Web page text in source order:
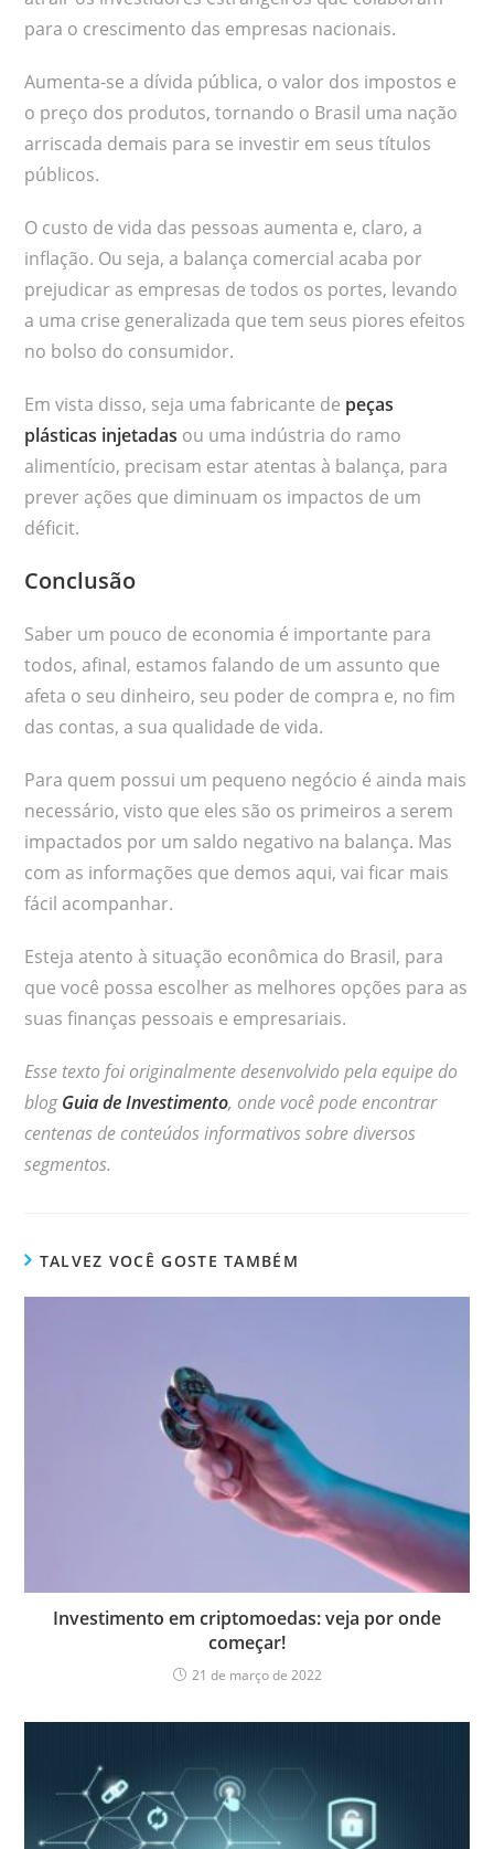
para o crescimento das empresas nacionais.
Aumenta-se a dívida pública, o valor dos impostos e
o preço dos produtos, tornando o Brasil uma nação
arriscada demais para se investir em seus títulos
públicos.
O custo de vida das pessoas aumenta e, claro, a
inflação. Ou seja, a balança comercial acaba por
prejudicar as empresas de todos os portes, levando
a uma crise generalizada que tem seus piores efeitos
no bolso do consumidor.
Em vista disso, seja uma fabricante de peças
plásticas injetadas ou uma indústria do ramo
alimentício, precisam estar atentas à balança, para
prever ações que diminuam os impactos de um
déficit.
Conclusão
Saber um pouco de economia é importante para
todos, afinal, estamos falando de um assunto que
afeta o seu dinheiro, seu poder de compra e, no fim
das contas, a sua qualidade de vida.
Para quem possui um pequeno negócio é ainda mais
necessário, visto que eles são os primeiros a serem
impactados por um saldo negativo na balança. Mas
com as informações que demos aqui, vai ficar mais
fácil acompanhar.
Esteja atento à situação econômica do Brasil, para
que você possa escolher as melhores opções para as
suas finanças pessoais e empresariais.
Esse texto foi originalmente desenvolvido pela equipe do
blogGuia de Investimento, onde você pode encontrar
centenas de conteúdos informativos sobre diversos
segmentos.
TALVEZ VOCÊ GOSTE TAMBÉM
Investimento em criptomoedas: veja por onde
começar!
21 de março de 2022